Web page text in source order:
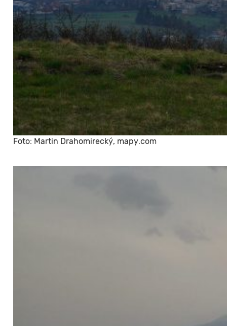
Foto: Martin Drahomirecký, mapy.com